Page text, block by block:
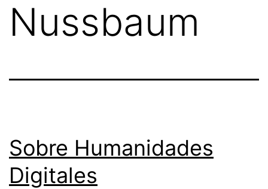
Nussbaum
Sobre Humanidades
Digitales